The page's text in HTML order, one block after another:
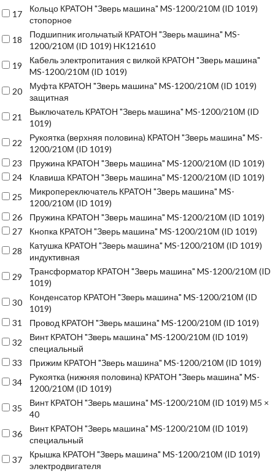
17
Кольцо КРАТОН "Зверь машина" MS-1200/210М (ID 1019)
стопорное
18
Подшипник игольчатый КРАТОН "Зверь машина" MS-
1200/210М (ID 1019) HK121610
19
Кабель электропитания с вилкой КРАТОН "Зверь машина"
MS-1200/210М (ID 1019)
20
Муфта КРАТОН "Зверь машина" MS-1200/210М (ID 1019)
защитная
21
Выключатель КРАТОН "Зверь машина" MS-1200/210М (ID
1019)
22
Рукоятка (верхняя половина) КРАТОН "Зверь машина" MS-
1200/210М (ID 1019)
23
Пружина КРАТОН "Зверь машина" MS-1200/210М (ID 1019)
24
Клавиша КРАТОН "Зверь машина" MS-1200/210М (ID 1019)
25
Микропереключатель КРАТОН "Зверь машина" MS-
1200/210М (ID 1019)
26
Пружина КРАТОН "Зверь машина" MS-1200/210М (ID 1019)
27
Кнопка КРАТОН "Зверь машина" MS-1200/210М (ID 1019)
28
Катушка КРАТОН "Зверь машина" MS-1200/210М (ID 1019)
индуктивная
29
Трансформатор КРАТОН "Зверь машина" MS-1200/210М (ID
1019)
30
Конденсатор КРАТОН "Зверь машина" MS-1200/210М (ID
1019)
31
Провод КРАТОН "Зверь машина" MS-1200/210М (ID 1019)
32
Винт КРАТОН "Зверь машина" MS-1200/210М (ID 1019)
специальный
33
Прижим КРАТОН "Зверь машина" MS-1200/210М (ID 1019)
34
Рукоятка (нижняя половина) КРАТОН "Зверь машина" MS-
1200/210М (ID 1019)
35
Винт КРАТОН "Зверь машина" MS-1200/210М (ID 1019) М5 ×
40
36
Винт КРАТОН "Зверь машина" MS-1200/210М (ID 1019)
специальный
37
Крышка КРАТОН "Зверь машина" MS-1200/210М (ID 1019)
электродвигателя